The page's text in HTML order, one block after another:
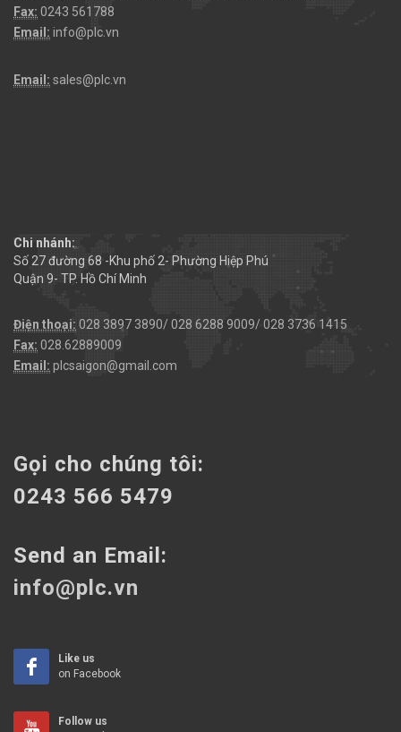
Fax: 0243 561788
Email: info@plc.vn
Email: sales@plc.vn
Chi nhánh:
Số 27 đường 68 -Khu phố 2- Phường Hiệp Phú
Quận 9- TP. Hồ Chí Minh
Điện thoại: 028 3897 3890/ 028 6288 9009/ 028 3736 1415
Fax: 028.62889009
Email: plcsaigon@gmail.com
Gọi cho chúng tôi:
0243 566 5479
Send an Email:
info@plc.vn
Like us
on Facebook
Follow us